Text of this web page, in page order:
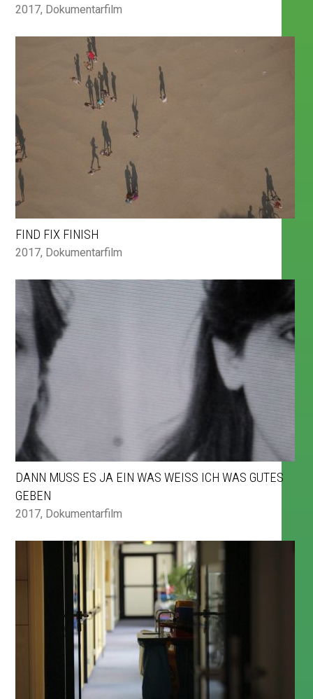
2017, Dokumentarfilm
FIND FIX FINISH
2017, Dokumentarfilm
DANN MUSS ES JA EIN WAS WEISS ICH WAS GUTES G
EBEN
2017, Dokumentarfilm